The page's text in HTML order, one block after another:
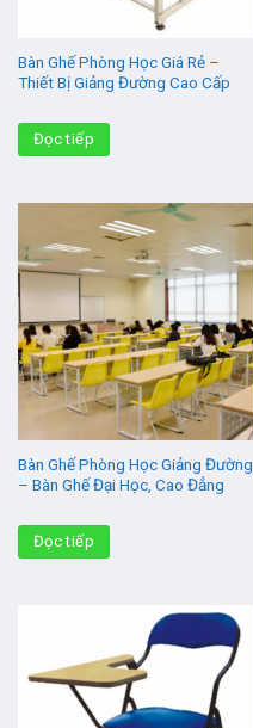
Bàn Ghế Phòng Học Giá Rẻ –
Thiết Bị Giảng Đường Cao Cấp
Đọc tiếp
Bàn Ghế Phòng Học Giảng Đường
– Bàn Ghế Đại Học, Cao Đẳng
Đọc tiếp